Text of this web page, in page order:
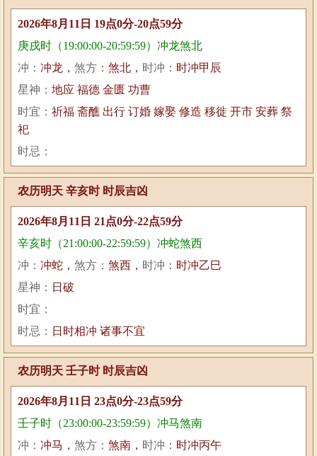
2026年8月11日 19点0分-20点59分
庚戌时（19:00:00-20:59:59）冲龙煞北
冲： 冲龙， 煞方： 煞北， 时冲： 时冲甲辰
星神： 地应 福德 金匮 功曹
时宜： 祈福 斋醮 出行 订婚 嫁娶 修造 移徙 开市 安葬 祭
祀
时忌：
农历明天 辛亥时 时辰吉凶
2026年8月11日 21点0分-22点59分
辛亥时（21:00:00-22:59:59）冲蛇煞西
冲： 冲蛇， 煞方： 煞西， 时冲： 时冲乙巳
星神： 日破
时宜：
时忌： 日时相冲 诸事不宜
农历明天 壬子时 时辰吉凶
2026年8月11日 23点0分-23点59分
壬子时（23:00:00-23:59:59）冲马煞南
冲： 冲马， 煞方： 煞南， 时冲： 时冲丙午